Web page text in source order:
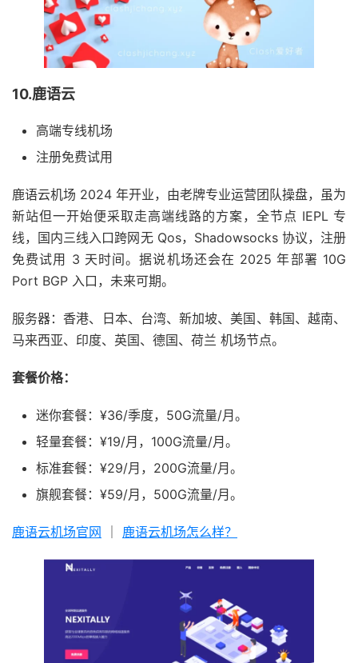
10.鹿语云
高端专线机场
注册免费试用
鹿语云机场 2024 年开业，由老牌专业运营团队操盘，虽为
新站但一开始便采取走高端线路的方案，全节点 IEPL 专
线，国内三线入口跨网无 Qos，Shadowsocks 协议，注册
免费试用 3 天时间。据说机场还会在 2025 年部署 10G
Port BGP 入口，未来可期。
服务器：香港、日本、台湾、新加坡、美国、韩国、越南、
马来西亚、印度、英国、德国、荷兰 机场节点。
套餐价格：
迷你套餐：¥36/季度，50G流量/月。
轻量套餐：¥19/月，100G流量/月。
标准套餐：¥29/月，200G流量/月。
旗舰套餐：¥59/月，500G流量/月。
鹿语云机场官网 鹿语云机场怎么样？